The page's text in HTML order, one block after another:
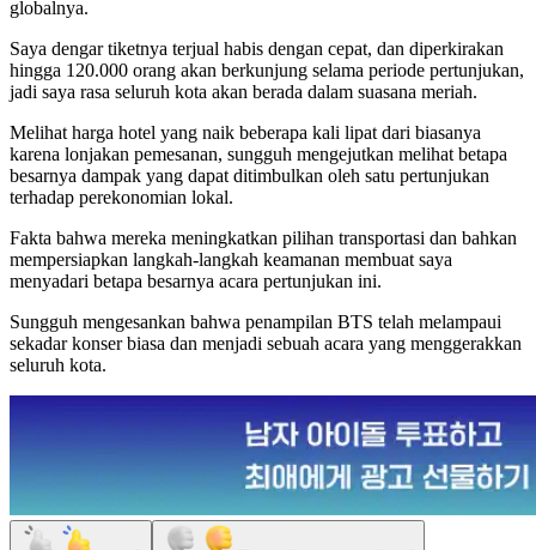
globalnya.
Saya dengar tiketnya terjual habis dengan cepat, dan diperkirakan
hingga 120.000 orang akan berkunjung selama periode pertunjukan,
jadi saya rasa seluruh kota akan berada dalam suasana meriah.
Melihat harga hotel yang naik beberapa kali lipat dari biasanya
karena lonjakan pemesanan, sungguh mengejutkan melihat betapa
besarnya dampak yang dapat ditimbulkan oleh satu pertunjukan
terhadap perekonomian lokal.
Fakta bahwa mereka meningkatkan pilihan transportasi dan bahkan
mempersiapkan langkah-langkah keamanan membuat saya
menyadari betapa besarnya acara pertunjukan ini.
Sungguh mengesankan bahwa penampilan BTS telah melampaui
sekadar konser biasa dan menjadi sebuah acara yang menggerakkan
seluruh kota.